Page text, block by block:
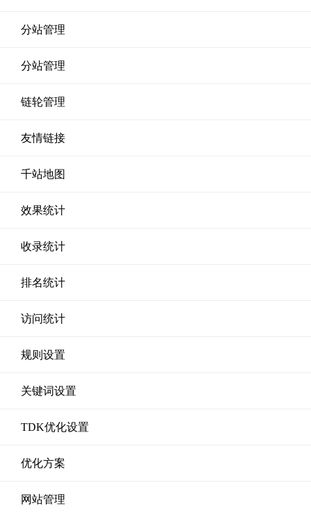
分站管理
分站管理
链轮管理
友情链接
千站地图
效果统计
收录统计
排名统计
访问统计
规则设置
关键词设置
TDK优化设置
优化方案
网站管理